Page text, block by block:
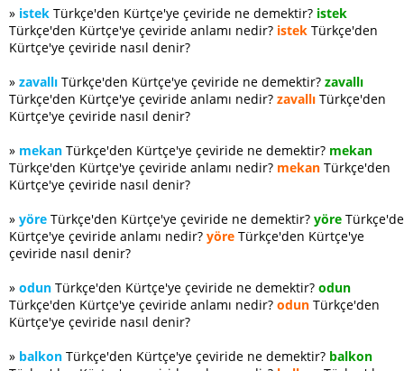
» istek Türkçe'den Kürtçe'ye çeviride ne demektir? istek
Türkçe'den Kürtçe'ye çeviride anlamı nedir? istek Türkçe'den
Kürtçe'ye çeviride nasıl denir?
» zavallı Türkçe'den Kürtçe'ye çeviride ne demektir? zavallı
Türkçe'den Kürtçe'ye çeviride anlamı nedir? zavallı Türkçe'den
Kürtçe'ye çeviride nasıl denir?
» mekan Türkçe'den Kürtçe'ye çeviride ne demektir? mekan
Türkçe'den Kürtçe'ye çeviride anlamı nedir? mekan Türkçe'den
Kürtçe'ye çeviride nasıl denir?
» yöre Türkçe'den Kürtçe'ye çeviride ne demektir? yöre
Kürtçe'ye çeviride anlamı nedir? yöre Türkçe'den Kürtçe'ye
çeviride nasıl denir?
» odun Türkçe'den Kürtçe'ye çeviride ne demektir? odun
Türkçe'den Kürtçe'ye çeviride anlamı nedir? odun Türkçe'den
Kürtçe'ye çeviride nasıl denir?
» balkon Türkçe'den Kürtçe'ye çeviride ne demektir? balkon